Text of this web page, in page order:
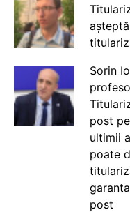
Sorin
post
ultimii
poate
post